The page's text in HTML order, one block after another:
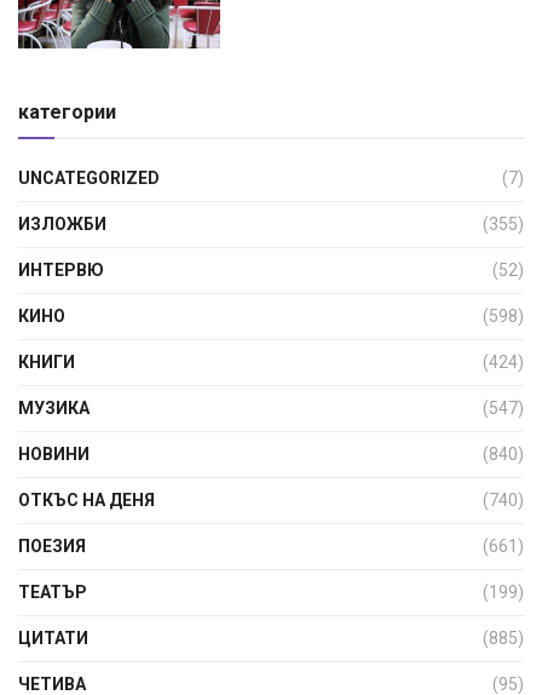
категории
UNCATEGORIZED (7)
ИЗЛОЖБИ (355)
ИНТЕРВЮ (52)
КИНО (598)
КНИГИ (424)
МУЗИКА (547)
НОВИНИ (840)
ОТКЪС НА ДЕНЯ (740)
ПОЕЗИЯ (661)
ТЕАТЪР (199)
ЦИТАТИ (885)
ЧЕТИВА (95)